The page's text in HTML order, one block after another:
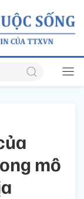
mô